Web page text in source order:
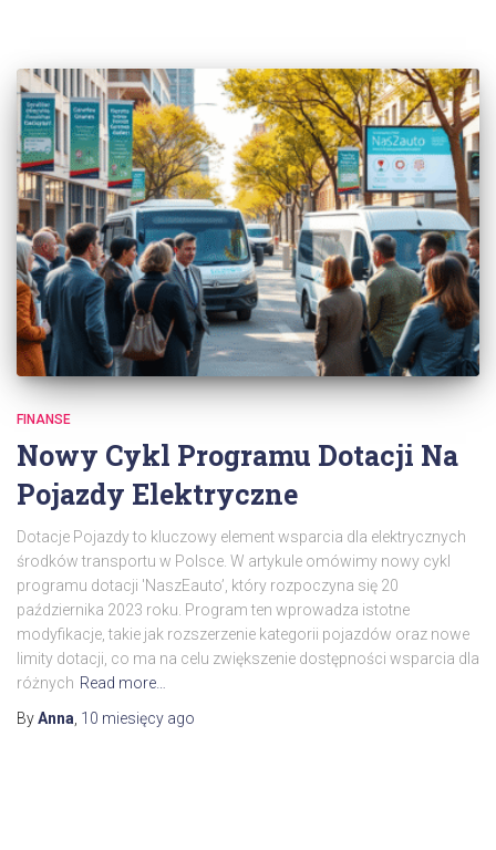
FINANSE
Nowy Cykl Programu Dotacji Na
Pojazdy Elektryczne
Dotacje Pojazdy to kluczowy element wsparcia dla elektrycznych
środków transportu w Polsce. W artykule omówimy nowy cykl
programu dotacji 'NaszEauto’, który rozpoczyna się 20
października 2023 roku. Program ten wprowadza istotne
modyfikacje, takie jak rozszerzenie kategorii pojazdów oraz nowe
limity dotacji, co ma na celu zwiększenie dostępności wsparcia dla
różnych Read more…
ByAnna, 10 miesięcy ago